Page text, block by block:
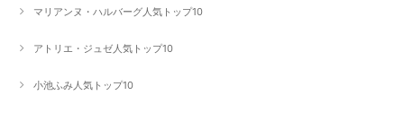
マリアンヌ・ハルバーグ人気トップ10
アトリエ・ジュゼ人気トップ10
小池ふみ人気トップ10